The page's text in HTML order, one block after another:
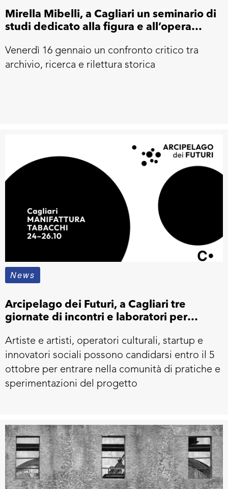
Mirella Mibelli, a Cagliari un seminario di
studi dedicato alla figura e all’opera
Venerdì 16 gennaio un confronto critico tra
archivio, ricerca e rilettura storica
News
Arcipelago dei Futuri, a Cagliari tre
giornate di incontri e laboratori per
Artiste e artisti, operatori culturali, startup e
innovatori sociali possono candidarsi entro il 5
ottobre per entrare nella comunità di pratiche e
sperimentazioni del progetto